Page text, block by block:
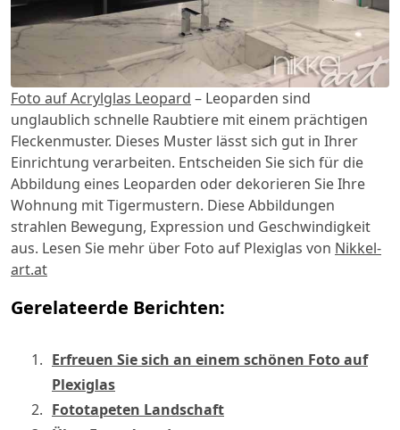
Foto auf Acrylglas Leopard – Leoparden sind
unglaublich schnelle Raubtiere mit einem prächtigen
Fleckenmuster. Dieses Muster lässt sich gut in Ihrer
Einrichtung verarbeiten. Entscheiden Sie sich für die
Abbildung eines Leoparden oder dekorieren Sie Ihre
Wohnung mit Tigermustern. Diese Abbildungen
strahlen Bewegung, Expression und Geschwindigkeit
aus. Lesen Sie mehr über Foto auf Plexiglas von Nikkel-
art.at
Gerelateerde Berichten:
Erfreuen Sie sich an einem schönen Foto auf
Plexiglas
Fototapeten Landschaft